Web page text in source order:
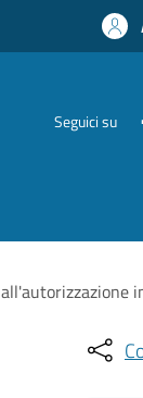
Seguici su